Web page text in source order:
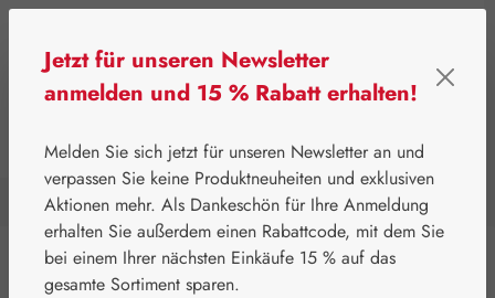
⌂ Gall Pharma Beauty & Pflege
Eigenprodukte
Jetzt für unseren Newsletter
anmelden und 15 % Rabatt erhalten!
Melden Sie sich jetzt für unseren Newsletter an und
verpassen Sie keine Produktneuheiten und exklusiven
Aktionen mehr. Als Dankeschön für Ihre Anmeldung
erhalten Sie außerdem einen Rabattcode, mit dem Sie
bei einem Ihrer nächsten Einkäufe 15 % auf das
gesamte Sortiment sparen.